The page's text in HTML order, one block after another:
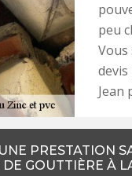
peu
Vous
Jean
PRESTATION
GOUTTIÈRE À